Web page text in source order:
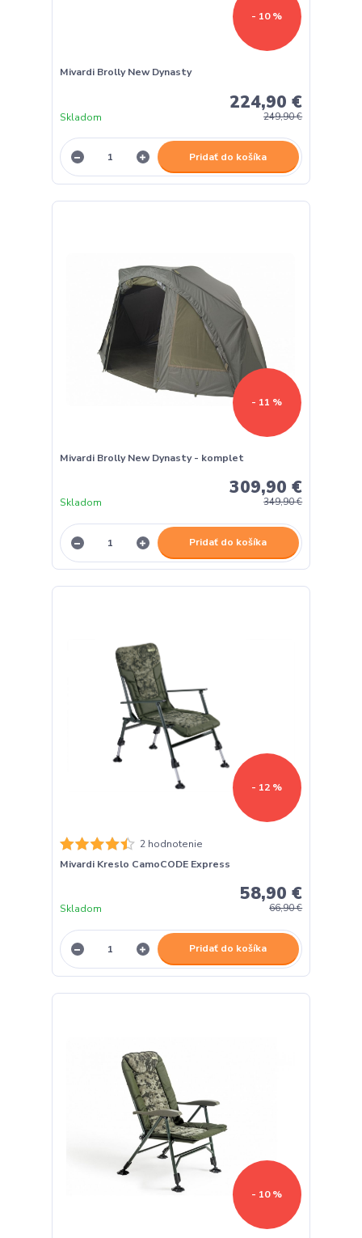
- 10 %
Mivardi Brolly New Dynasty
249,90 €
224,90 €
Skladom
Pridať do košíka
- 11 %
Mivardi Brolly New Dynasty - komplet
349,90 €
309,90 €
Skladom
Pridať do košíka
- 12 %
2 hodnotenie
Mivardi Kreslo CamoCODE Express
66,90 €
58,90 €
Skladom
Pridať do košíka
- 10 %